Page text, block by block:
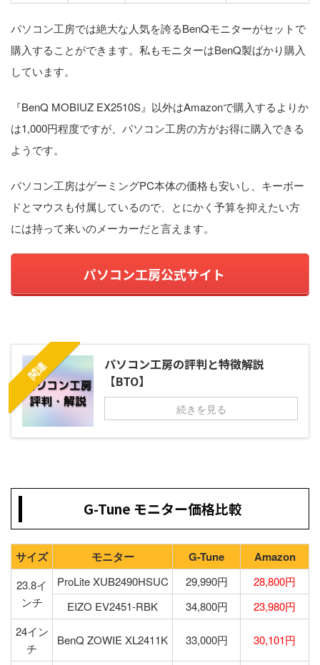
パソコン工房では絶大な人気を誇るBenQモニターがセットで
購入することができます。私もモニターはBenQ製ばかり購入
しています。
『BenQ MOBIUZ EX2510S』以外はAmazonで購入するよりか
は1,000円程度ですが、パソコン工房の方がお得に購入できる
ようです。
パソコン工房はゲーミングPC本体の価格も安いし、キーボー
ドとマウスも付属しているので、とにかく予算を抑えたい方
には持って来いのメーカーだと言えます。
パソコン工房公式サイト
関連
パソコン工房の評判と特徴解説
【BTO】
続きを見る
G-Tune モニター価格比較
サイズ モニター G-Tune Amazon
23.8イ
ンチ
ProLite XUB2490HSUC 29,990円
28,800円
EIZO EV2451-RBK
34,800円
23,980円
24イン
チ
BenQ ZOWIE XL2411K 33,000円 30,101円